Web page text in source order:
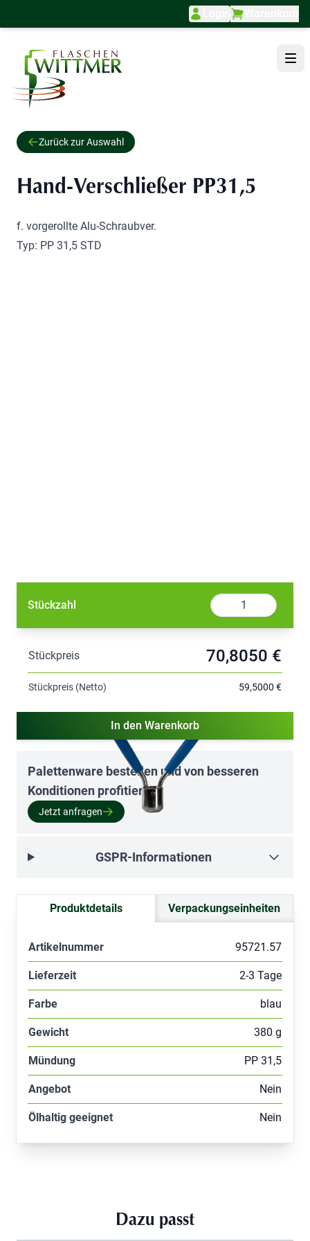
Zurück zur Auswahl
Hand-Verschließer PP31,5
f. vorgerollte Alu-Schraubver.
Typ: PP 31,5 STD
Stückzahl Menge
Stückpreis 70,8050 €
Stückpreis (Netto) 59,5000 €
In den Warenkorb
Palettenware bestellen und von besseren
Konditionen profitieren:
Jetzt anfragen
GSPR-Informationen
Produktdetails Verpackungseinheiten
Artikelnummer 95721.57
Lieferzeit 2-3 Tage
Farbe blau
Gewicht 380 g
Mündung PP 31,5
Angebot Nein
Ölhaltig geeignet Nein
Dazu passt